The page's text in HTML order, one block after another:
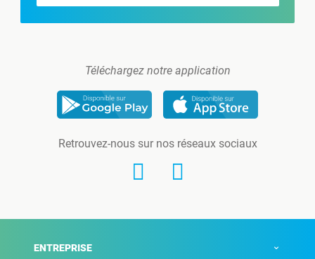
Téléchargez notre application
Retrouvez-nous sur nos réseaux sociaux
ENTREPRISE